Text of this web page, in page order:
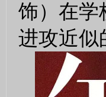
饰）在学
进攻近似